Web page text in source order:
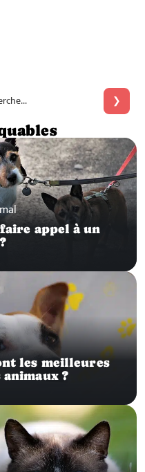
appel à un
les meilleures
?